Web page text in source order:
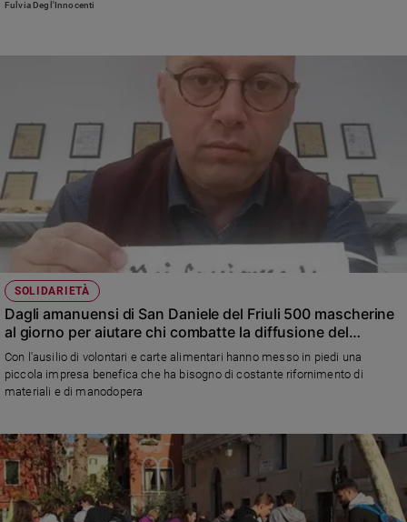
Fulvia Degl'Innocenti
SOLIDARIETÀ
Dagli amanuensi di San Daniele del Friuli 500 mascherine
al giorno per aiutare chi combatte la diffusione del
Coronavirus
Con l'ausilio di volontari e carte alimentari hanno messo in piedi una
piccola impresa benefica che ha bisogno di costante rifornimento di
materiali e di manodopera